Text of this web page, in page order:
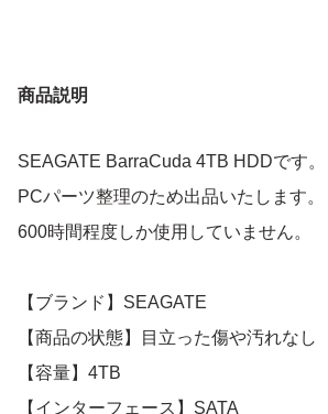
商品説明
SEAGATE BarraCuda 4TB HDDです。
PCパーツ整理のため出品いたします。
600時間程度しか使用していません。
【ブランド】SEAGATE
【商品の状態】目立った傷や汚れなし
【容量】4TB
【インターフェース】SATA